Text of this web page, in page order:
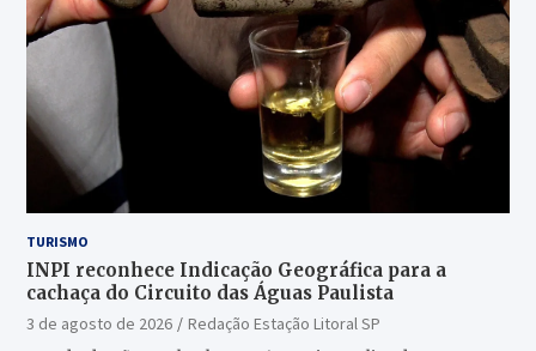
TURISMO
INPI reconhece Indicação Geográfica para a
cachaça do Circuito das Águas Paulista
3 de agosto de 2026
Redação Estação Litoral SP